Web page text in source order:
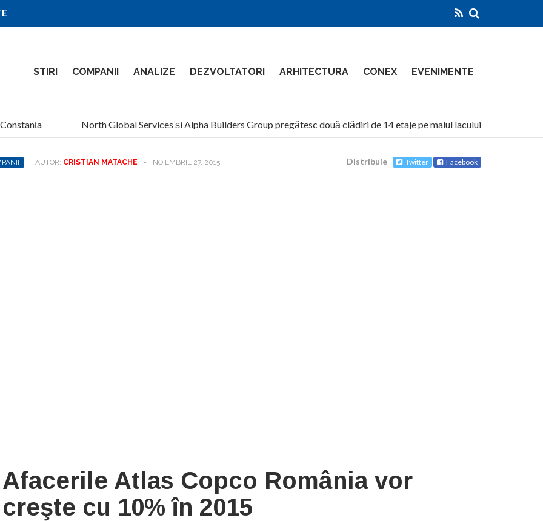
STIRI COMPANII ANALIZE DEZVOLTATORI ARHITECTURA CONEX EVENIMENTE
North Global Services și Alpha Builders Group pregătesc două clădiri de 14 etaje pe malul lacului Siutghiol
AUTOR: CRISTIAN MATACHE - NOIEMBRIE 27, 2015 Distribuie Twitter Facebook
Afacerile Atlas Copco România vor
creşte cu 10% în 2015